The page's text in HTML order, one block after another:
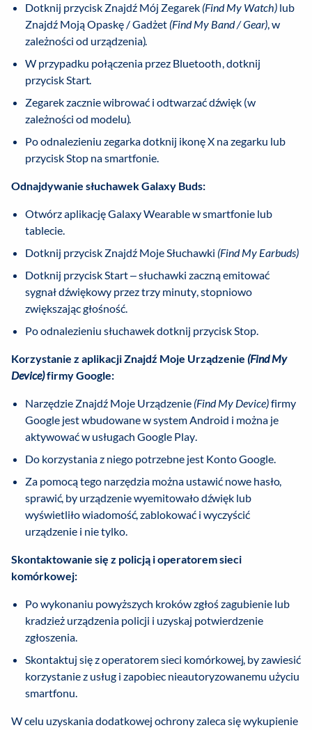
Dotknij przycisk Znajdź Mój Zegarek (Find My Watch) lub
Znajdź Moją Opaskę / Gadżet (Find My Band / Gear), w
zależności od urządzenia).
W przypadku połączenia przez Bluetooth, dotknij
przycisk Start.
Zegarek zacznie wibrować i odtwarzać dźwięk (w
zależności od modelu).
Po odnalezieniu zegarka dotknij ikonę X na zegarku lub
przycisk Stop na smartfonie.
Odnajdywanie słuchawek Galaxy Buds:
Otwórz aplikację Galaxy Wearable w smartfonie lub
tablecie.
Dotknij przycisk Znajdź Moje Słuchawki (Find My Earbuds)
Dotknij przycisk Start – słuchawki zaczną emitować
sygnał dźwiękowy przez trzy minuty, stopniowo
zwiększając głośność.
Po odnalezieniu słuchawek dotknij przycisk Stop.
Korzystanie z aplikacji Znajdź Moje Urządzenie (Find My
Device)firmy Google:
Narzędzie Znajdź Moje Urządzenie (Find My Device)firmy
Google jest wbudowane w system Android i można je
aktywować w usługach Google Play.
Do korzystania z niego potrzebne jest Konto Google.
Za pomocą tego narzędzia można ustawić nowe hasło,
sprawić, by urządzenie wyemitowało dźwięk lub
wyświetliło wiadomość, zablokować i wyczyścić
urządzenie i nie tylko.
Skontaktowanie się z policją i operatorem sieci
komórkowej:
Po wykonaniu powyższych kroków zgłoś zagubienie lub
kradzież urządzenia policji i uzyskaj potwierdzenie
zgłoszenia.
Skontaktuj się z operatorem sieci komórkowej, by zawiesić
korzystanie z usług i zapobiec nieautoryzowanemu użyciu
smartfonu.
W celu uzyskania dodatkowej ochrony zaleca się wykupienie